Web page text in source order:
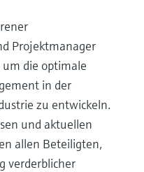
Projektmanager
die optimale
in der
zu entwickeln.
und aktuellen
allen Beteiligten,
verderblicher